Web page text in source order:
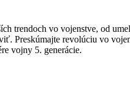
trendoch vo vojenstve, od
Preskúmajte revolúciu vo
vojny 5. generácie.